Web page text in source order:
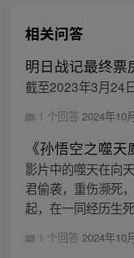
相关问答
明日战记最终票
截至2023年3月24
1 个回答 2024年10
《孙悟空之噬
影片中的噬天在向
君偷袭，重伤濒死
起，在一同经历生
1 个回答 2024年10